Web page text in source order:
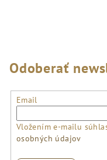
Odoberať
Email
Vložením e-mailu
osobných údajov